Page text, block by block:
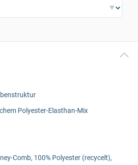
Polyester-Elasthan-Mix
Comb, 100% Polyester (recycelt),